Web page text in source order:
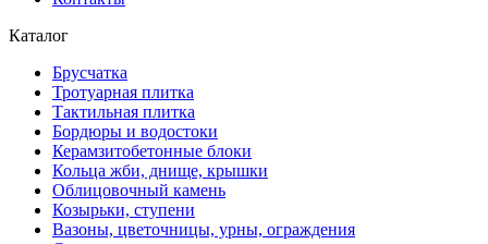
Каталог
Брусчатка
Тротуарная плитка
Тактильная плитка
Бордюры и водостоки
Керамзитобетонные блоки
Кольца жби, днище, крышки
Облицовочный камень
Козырьки, ступени
Вазоны, цветочницы, урны, ограждения